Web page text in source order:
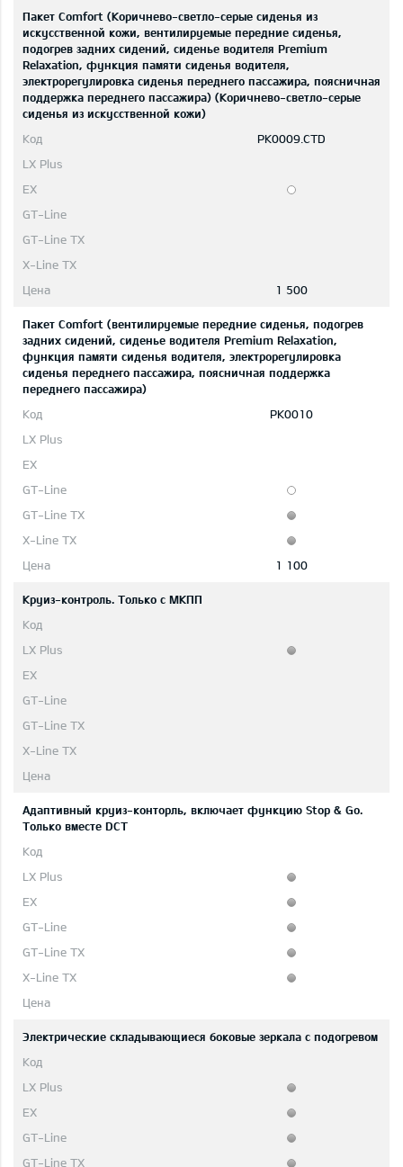
Пакет Comfort (Коричнево-светло-серые сиденья из
искусственной кожи, вентилируемые передние сиденья,
подогрев задних сидений, сиденье водителя Premium
Relaxation, функция памяти сиденья водителя,
электрорегулировка сиденья переднего пассажира, поясничная
поддержка переднего пассажира) (Коричнево-светло-серые
сиденья из искусственной кожи)
PK0009.CTD
1 500
Пакет Comfort (вентилируемые передние сиденья, подогрев
задних сидений, сиденье водителя Premium Relaxation,
функция памяти сиденья водителя, электрорегулировка
сиденья переднего пассажира, поясничная поддержка
переднего пассажира)
PK0010
1 100
Круиз-контроль. Только с МКПП
Адаптивный круиз-конторль, включает функцию Stop & Go.
Только вместе DCT
Электрические складывающиеся боковые зеркала с подогревом